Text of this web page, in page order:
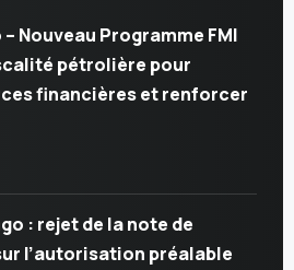
Nouveau Programme FMI
pétrolière pour
financières et renforcer
: rejet de la note de
l’autorisation préalable